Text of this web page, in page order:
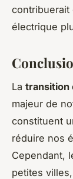
contribuerait
électrique
La transition
majeur de
constituent
réduire nos
Cependant,
petites